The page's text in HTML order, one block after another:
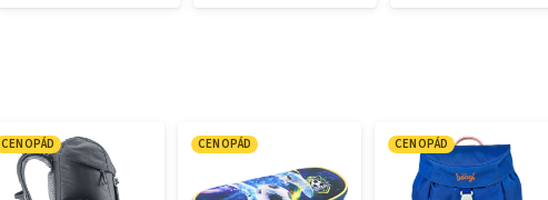
CENOPÁD CENOPÁD CENOPÁD